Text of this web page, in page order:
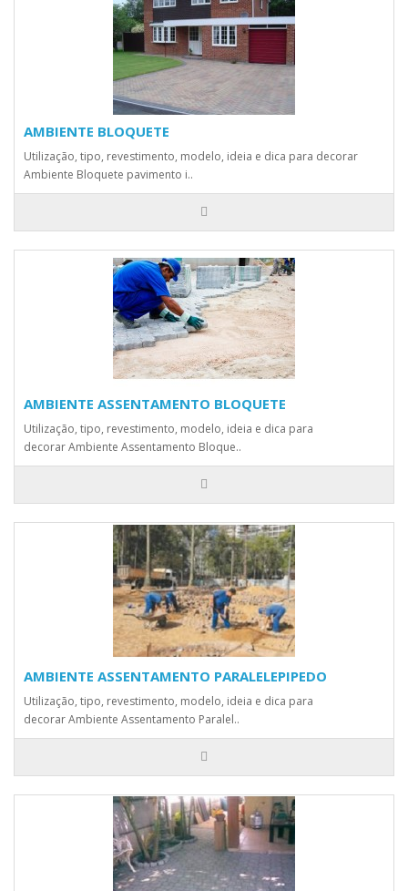
AMBIENTE BLOQUETE
Utilização, tipo, revestimento, modelo, ideia e dica para decorar
Ambiente Bloquete pavimento i..
AMBIENTE ASSENTAMENTO BLOQUETE
Utilização, tipo, revestimento, modelo, ideia e dica para
decorar Ambiente Assentamento Bloque..
AMBIENTE ASSENTAMENTO PARALELEPIPEDO
Utilização, tipo, revestimento, modelo, ideia e dica para
decorar Ambiente Assentamento Paralel..